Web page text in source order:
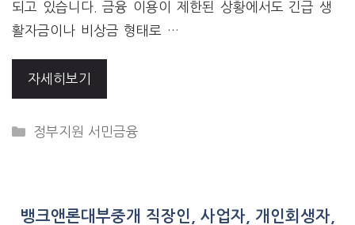
되고 있습니다. 금융 이용이 제한된 상황에서도 긴급 생
활자금이나 비상금 형태로 …
자세히보기
CATEGORIES
정부지원 서민금융
뱅크앤론대부중개 직장인, 사업자, 개인회생자,